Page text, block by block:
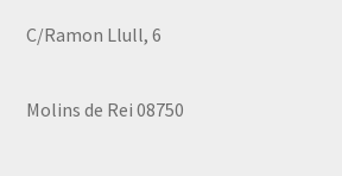
C/Ramon Llull, 6
Molins de Rei 08750